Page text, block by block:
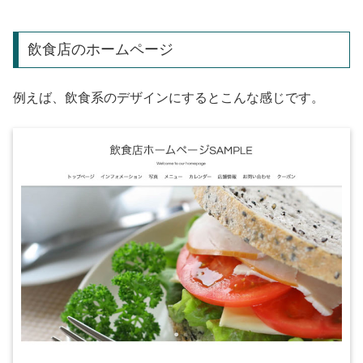
飲食店のホームページ
例えば、飲食系のデザインにするとこんな感じです。